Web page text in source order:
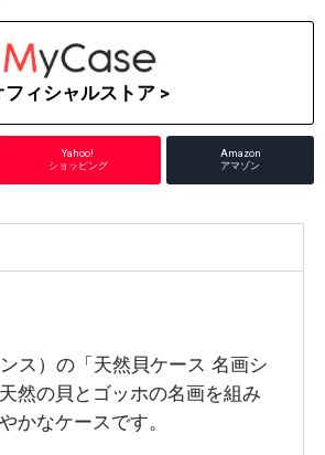
フィシャルストア >
Yahoo!
ショッピング
Amazon
アマゾン
ス）の「天然貝ケース 名画シ
然の貝とゴッホの名画を組み
かなケースです。